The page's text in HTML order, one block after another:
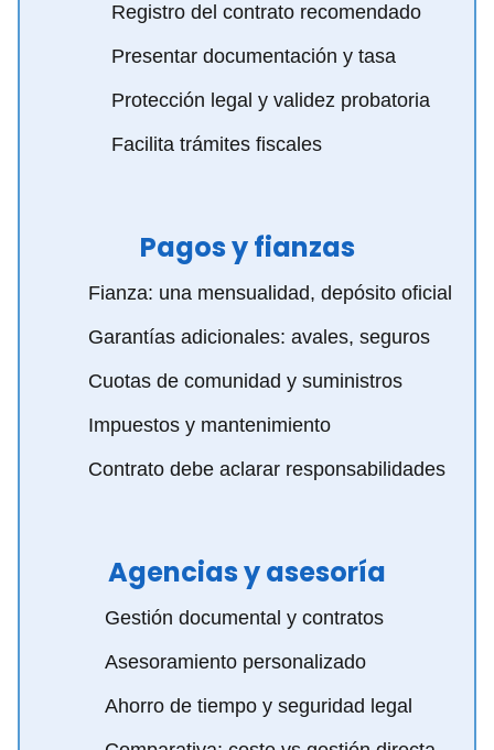
Registro del contrato recomendado
Presentar documentación y tasa
Protección legal y validez probatoria
Facilita trámites fiscales
Pagos y fianzas
Fianza: una mensualidad, depósito oficial
Garantías adicionales: avales, seguros
Cuotas de comunidad y suministros
Impuestos y mantenimiento
Contrato debe aclarar responsabilidades
Agencias y asesoría
Gestión documental y contratos
Asesoramiento personalizado
Ahorro de tiempo y seguridad legal